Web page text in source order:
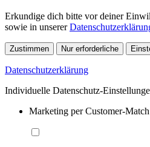
Erkundige dich bitte vor deiner
sowie in unserer
Zustimmen Nur erforderliche
Datenschutzerklärung
Individuelle Datenschutz-
Marketing per Customer-Match